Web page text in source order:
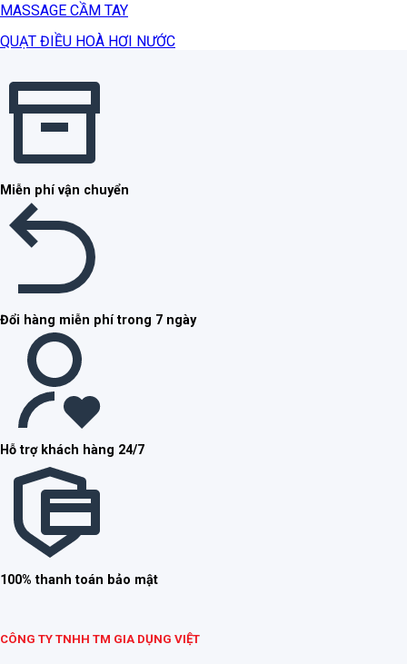
MASSAGE CẦM TAY
QUẠT ĐIỀU HOÀ HƠI NƯỚC
Miễn phí vận chuyển
Đổi hàng miễn phí trong 7 ngày
Hỗ trợ khách hàng 24/7
100% thanh toán bảo mật
CÔNG TY TNHH TM GIA DỤNG VIỆT